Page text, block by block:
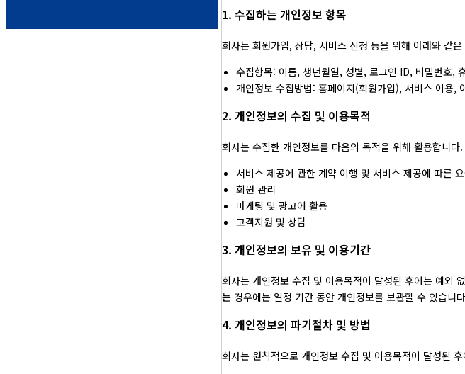
1. 수집하는 개인정보 항목
회사는 회원가입, 상담, 서비스 신청 등을 위해 아래와 같
수집항목: 이름, 생년월일, 성별, 로그인 ID, 비밀번호,
개인정보 수집방법: 홈페이지(회원가입), 서비스 이용,
2. 개인정보의 수집 및 이용목적
회사는 수집한 개인정보를 다음의 목적을 위해 활용합니다.
서비스 제공에 관한 계약 이행 및 서비스 제공에 따른
회원 관리
마케팅 및 광고에 활용
고객지원 및 상담
3. 개인정보의 보유 및 이용기간
회사는 개인정보 수집 및 이용목적이 달성된 후에는 예외
는 경우에는 일정 기간 동안 개인정보를 보관할 수 있습니
4. 개인정보의 파기절차 및 방법
회사는 원칙적으로 개인정보 수집 및 이용목적이 달성된